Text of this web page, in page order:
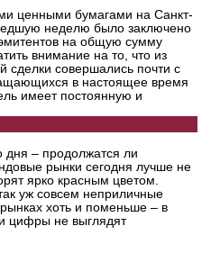
ценными бумагами на Санкт-
неделю было заключено
на общую сумму
внимание на то, что из
сделки совершались почти с
в настоящее время
имеет постоянную и
дня – продолжатся ли
рынки сегодня лучше не
ярко красным цветом.
уж совсем неприличные
хоть и поменьше – в
цифры не выглядят